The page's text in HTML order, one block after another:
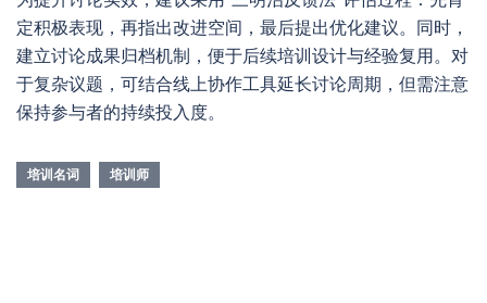
定积极表现，再指出改进空间，最后提出优化建议。同时，
建立讨论成果归档机制，便于后续培训设计与经验复用。对
于复杂议题，可结合线上协作工具延长讨论周期，但需注意
保持参与者的持续投入度。
培训名词 培训师